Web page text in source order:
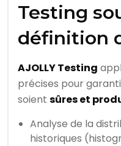
Testing
définition
AJOLLY Testing
précises pour
soient sûres et
Analyse de la
historiques